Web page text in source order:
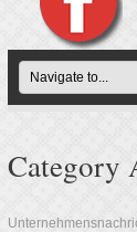
Category